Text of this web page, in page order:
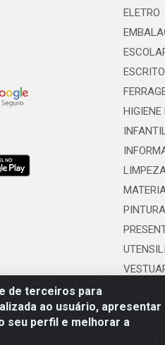
de terceiros para
ao usuário, apresentar
seu perfil e melhorar a
ELETRO
HIGIENE
Rafael & Dantas LTDA - Rua